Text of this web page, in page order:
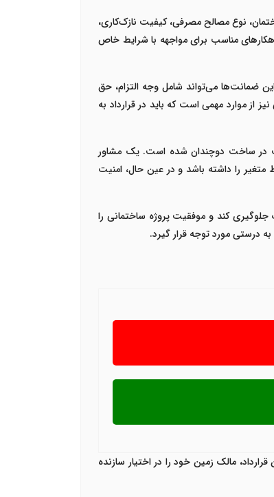
نوع مصالح مصرفی، کیفیت نازک‌کاری،
مناسب برای مواجهه با شرایط خاص
ضمانت‌ها می‌تواند شامل وجه التزام، حق
موارد مهمی است که باید در قرارداد به
در ساخت دوچندان شده است. یک مشاور
متغیر را داشته باشد و در عین حال، امنیت
جلوگیری کند و موفقیت پروژه ساختمانی را
درستی مورد توجه قرار گیرد.
مالک زمین خود را در اختیار سازنده